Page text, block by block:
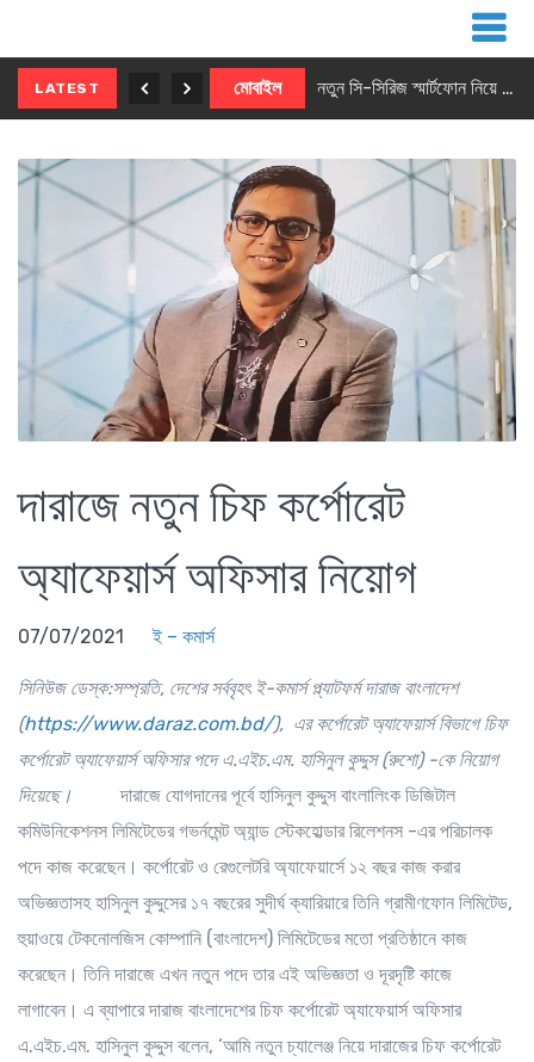
LATEST মোবাইল নতুন সি-সিরিজ স্মার্টফোন নিয়ে আসছে রিয়েলমি
দারাজে নতুন চিফ কর্পোরেট
অ্যাফেয়ার্স অফিসার নিয়োগ
07/07/2021 ই – কমার্স
সিনিউজ ডেস্ক:সম্প্রতি, দেশের সর্ববৃহৎ ই-কমার্স প্ল্যাটফর্ম দারাজ বাংলাদেশ
(https://www.daraz.com.bd/), এর কর্পোরেট অ্যাফেয়ার্স বিভাগে চিফ
কর্পোরেট অ্যাফেয়ার্স অফিসার পদে এ.এইচ.এম. হাসিনুল কুদ্দুস (রুশো) -কে নিয়োগ
দিয়েছে।
দারাজে যোগদানের পূর্বে হাসিনুল কুদ্দুস বাংলালিংক ডিজিটাল
কমিউনিকেশনস লিমিটেডের গভর্নমেন্ট অ্যান্ড স্টেকহোল্ডার রিলেশনস -এর পরিচালক
পদে কাজ করেছেন। কর্পোরেট ও রেগুলেটরি অ্যাফেয়ার্সে ১২ বছর কাজ করার
অভিজ্ঞতাসহ হাসিনুল কুদ্দুসের ১৭ বছরের সুদীর্ঘ ক্যারিয়ারে তিনি গ্রামীণফোন লিমিটেড,
হুয়াওয়ে টেকনোলজিস কোম্পানি (বাংলাদেশ) লিমিটেডের মতো প্রতিষ্ঠানে কাজ
করেছেন। তিনি দারাজে এখন নতুন পদে তার এই অভিজ্ঞতা ও দূরদৃষ্টি কাজে
লাগাবেন। এ ব্যাপারে দারাজ বাংলাদেশের চিফ কর্পোরেট অ্যাফেয়ার্স অফিসার
এ.এইচ.এম. হাসিনুল কুদ্দুস বলেন, ‘আমি নতুন চ্যালেঞ্জ নিয়ে দারাজের চিফ কর্পোরেট